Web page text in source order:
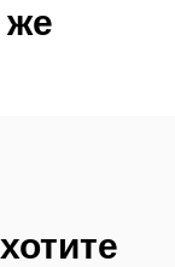
же